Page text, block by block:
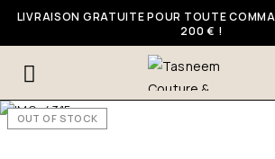
LIVRAISON GRATUITE POUR TOUTE
200 € !
OUT OF STOCK